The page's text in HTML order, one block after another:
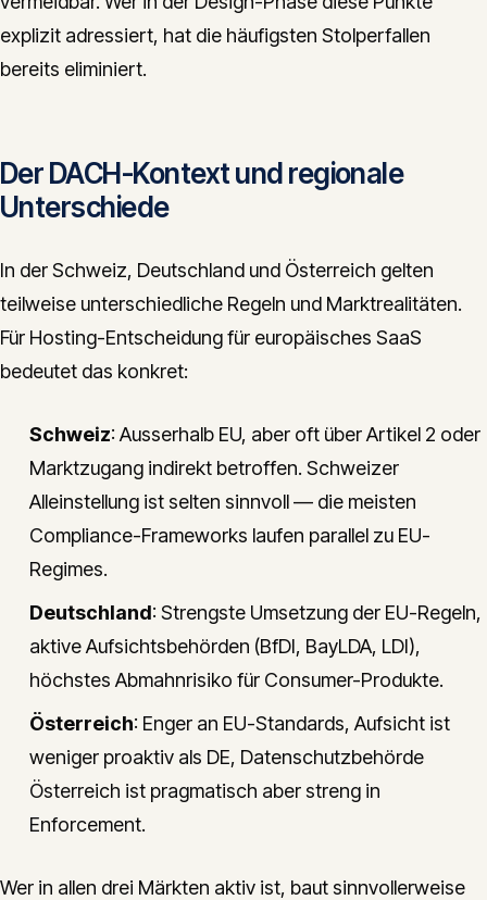
explizit adressiert, hat die häufigsten Stolperfallen
bereits eliminiert.
Der DACH-Kontext und regionale
Unterschiede
In der Schweiz, Deutschland und Österreich gelten
teilweise unterschiedliche Regeln und Marktrealitäten.
Für Hosting-Entscheidung für europäisches SaaS
bedeutet das konkret:
Schweiz: Ausserhalb EU, aber oft über Artikel 2 oder
Marktzugang indirekt betroffen. Schweizer
Alleinstellung ist selten sinnvoll — die meisten
Compliance-Frameworks laufen parallel zu EU-
Regimes.
Deutschland: Strengste Umsetzung der EU-Regeln,
aktive Aufsichtsbehörden (BfDI, BayLDA, LDI),
höchstes Abmahnrisiko für Consumer-Produkte.
Österreich: Enger an EU-Standards, Aufsicht ist
weniger proaktiv als DE, Datenschutzbehörde
Österreich ist pragmatisch aber streng in
Enforcement.
Wer in allen drei Märkten aktiv ist, baut sinnvollerweise